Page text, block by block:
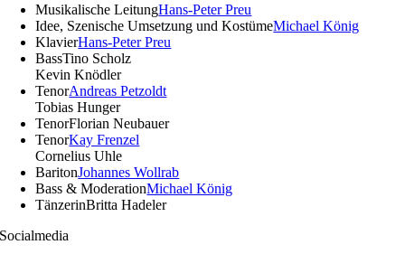
Musikalische LeitungHans-Peter Preu
Idee, Szenische Umsetzung und KostümeMichael König
KlavierHans-Peter Preu
BassTino Scholz
Kevin Knödler
TenorAndreas Petzoldt
Tobias Hunger
TenorFlorian Neubauer
TenorKay Frenzel
Cornelius Uhle
BaritonJohannes Wollrab
Bass & ModerationMichael König
TänzerinBritta Hadeler
Socialmedia